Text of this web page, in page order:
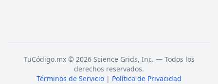
TuCódigo.mx © 2026 Science Grids, Inc. — Todos los
derechos reservados.
Términos de Servicio | Política de Privacidad